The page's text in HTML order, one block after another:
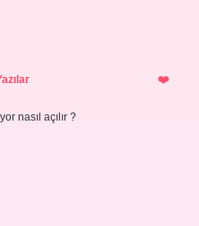
nasıl açılır ?